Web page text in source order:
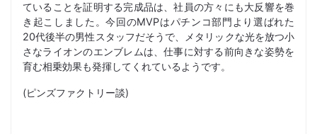
ていることを証明する完成品は、社員の方々にも大反響を巻
き起こしました。今回のMVPはパチンコ部門より選ばれた
20代後半の男性スタッフだそうで、メタリックな光を放つ小
さなライオンのエンブレムは、仕事に対する前向きな姿勢を
育む相乗効果も発揮してくれているようです。
(ピンズファクトリー談)